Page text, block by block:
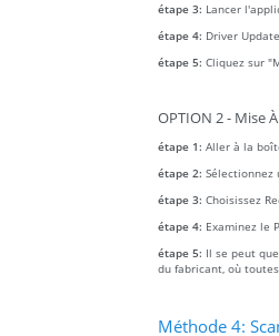
étape 3: Lancer
étape 4: Driver
étape 5: Cliquez sur
OPTION 2 - Mise
étape 1: Aller à la
étape 2:
étape 3: Choisissez
étape 4: Examinez le
étape 5: Il se peut
du fabricant, où
Méthode 4: